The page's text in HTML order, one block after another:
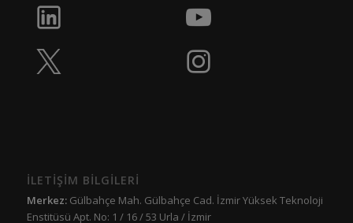
İLETİŞİM BİLGİLERİ
Merkez:Gülbahçe Mah. Gülbahçe Cad. İzmir Yüksek Teknoloji
Enstitüsü Apt. No: 1 / 16 / 53 Urla / İzmir